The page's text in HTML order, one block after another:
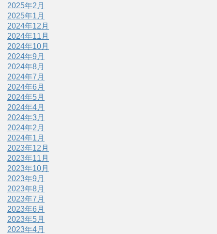
2025年2月
2025年1月
2024年12月
2024年11月
2024年10月
2024年9月
2024年8月
2024年7月
2024年6月
2024年5月
2024年4月
2024年3月
2024年2月
2024年1月
2023年12月
2023年11月
2023年10月
2023年9月
2023年8月
2023年7月
2023年6月
2023年5月
2023年4月